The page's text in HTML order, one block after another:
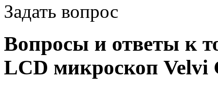
Задать вопрос
Вопросы и ответы к
LCD микроскоп Velvi